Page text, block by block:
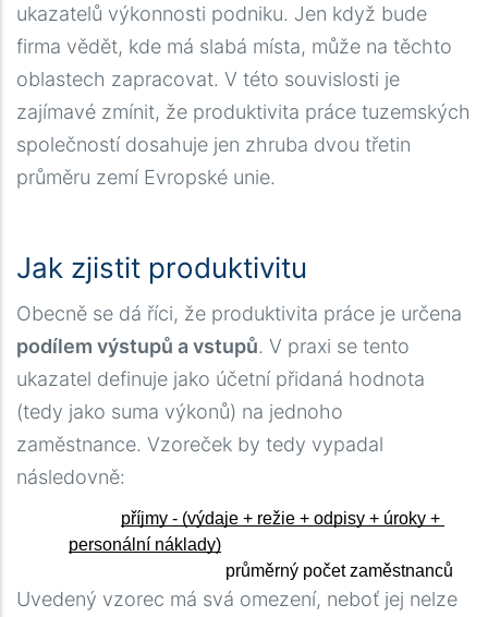
ukazatelů výkonnosti podniku. Jen když bude
firma vědět, kde má slabá místa, může na těchto
oblastech zapracovat. V této souvislosti je
zajímavé zmínit, že produktivita práce tuzemských
společností dosahuje jen zhruba dvou třetin
průměru zemí Evropské unie.
Jak zjistit produktivitu
Obecně se dá říci, že produktivita práce je určena
podílem výstupů a vstupů. V praxi se tento
ukazatel definuje jako účetní přidaná hodnota
(tedy jako suma výkonů) na jednoho
zaměstnance. Vzoreček by tedy vypadal
následovně:
příjmy - (výdaje + režie + odpisy + úroky +
personální náklady)
průměrný počet zaměstnanců
Uvedený vzorec má svá omezení, neboť jej nelze